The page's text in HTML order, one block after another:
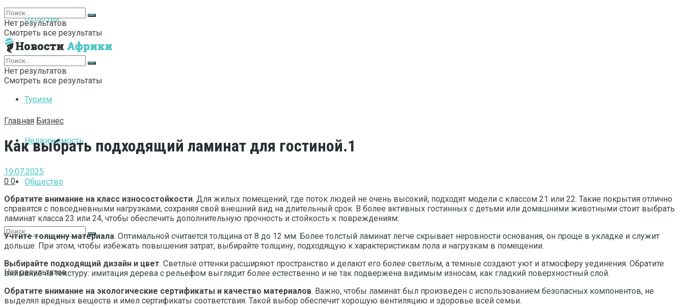
Культура
Интернет
Туризм
Недвижимость
Общество
Нет результатов
Нет результатов
Смотреть все результаты
Нет результатов
Смотреть все результаты
Главная Бизнес
Как выбрать подходящий ламинат для гостиной.1
19.07.2025
0 0
Обратите внимание на класс износостойкости. Для жилых помещений, где поток людей не очень высокий, подходят модели с классом 21 или 22. Такие покрытия отлично
справятся с повседневными нагрузками, сохраняя свой внешний вид на длительный срок. В более активных гостинных с детьми или домашними животными стоит выбрать
ламинат класса 23 или 24, чтобы обеспечить дополнительную прочность и стойкость к повреждениям.
Учтите толщину материала. Оптимальной считается толщина от 8 до 12 мм. Более толстый ламинат легче скрывает неровности основания, он проще в укладке и служит
дольше. При этом, чтобы избежать повышения затрат, выбирайте толщину, подходящую к характеристикам пола и нагрузкам в помещении.
Выбирайте подходящий дизайн и цвет. Светлые оттенки расширяют пространство и делают его более светлым, а темные создают уют и атмосферу уединения. Обратите
внимание на текстуру: имитация дерева с рельефом выглядит более естественно и не так подвержена видимым износам, как гладкий поверхностный слой.
Обратите внимание на экологические сертификаты и качество материалов. Важно, чтобы ламинат был произведен с использованием безопасных компонентов, не
выделял вредных веществ и имел сертификаты соответствия. Такой выбор обеспечит хорошую вентиляцию и здоровье всей семьи.